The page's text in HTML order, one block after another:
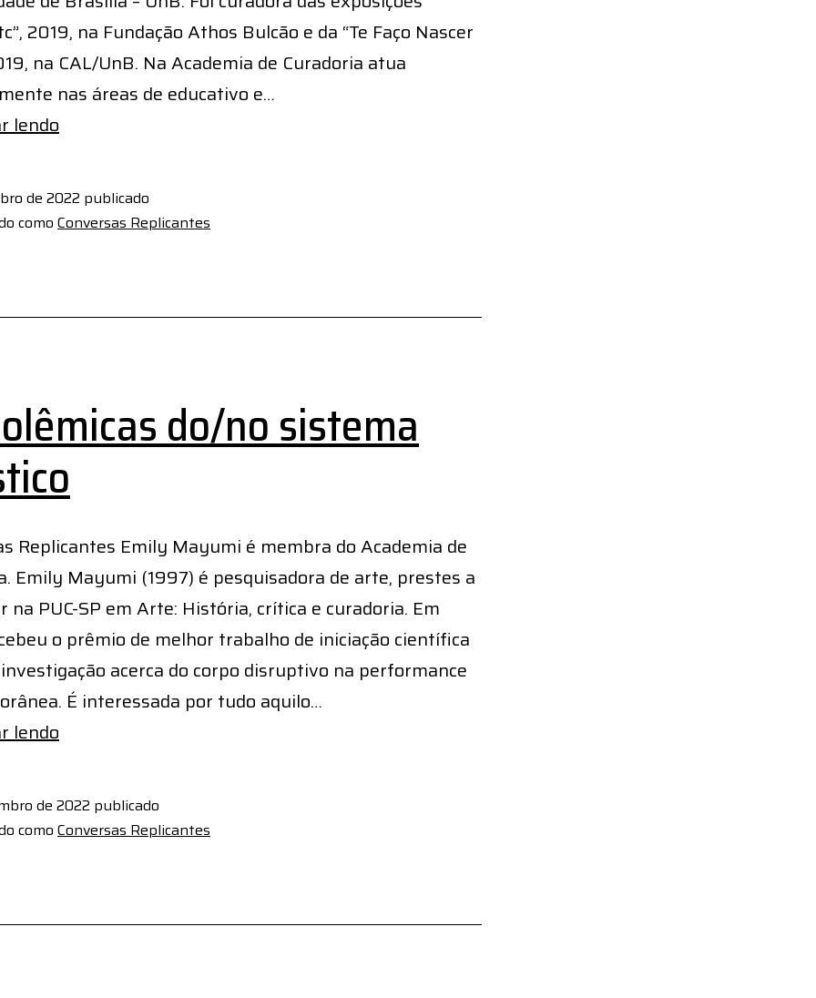
2019, na Fundação Athos Bulcão e da “Te Faço Nascer
na CAL/UnB. Na Academia de Curadoria atua
nas áreas de educativo e…
lendo
quê?
de 2022 publicado
como Conversas Replicantes
do/no sistema
Replicantes Emily Mayumi é membra do Academia de
Emily Mayumi (1997) é pesquisadora de arte, prestes a
na PUC-SP em Arte: História, crítica e curadoria. Em
o prêmio de melhor trabalho de iniciação científica
acerca do corpo disruptivo na performance
É interessada por tudo aquilo…
lendo
do/no
sistema
de 2022 publicado
como Conversas Replicantes